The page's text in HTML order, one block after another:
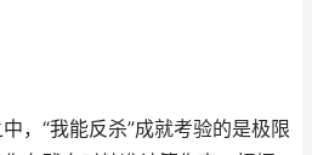
，“我能反杀”成就考验的是极限